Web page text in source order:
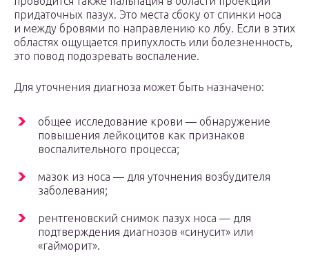
придаточных пазух. Это места сбоку от спинки носа
и между бровями по направлению ко лбу. Если в этих
областях ощущается припухлость или болезненность,
это повод подозревать воспаление.
Для уточнения диагноза может быть назначено:
общее исследование крови — обнаружение
повышения лейкоцитов как признаков
воспалительного процесса;
мазок из носа — для уточнения возбудителя
заболевания;
рентгеновский снимок пазух носа — для
подтверждения диагнозов «синусит» или
«гайморит».